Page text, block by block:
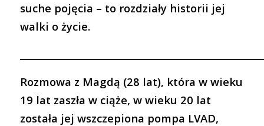
suche pojęcia – to rozdziały historii jej
walki o życie.
Rozmowa z Magdą (28 lat), która w wieku
19 lat zaszła w ciąże, w wieku 20 lat
została jej wszczepiona pompa LVAD,